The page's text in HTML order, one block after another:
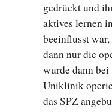
gedrückt und
aktives lernen
beeinflusst war,
dann nur die
wurde dann
Uniklinik
das SPZ